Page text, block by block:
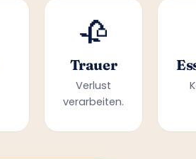
🥀
Trauer
Verlust
verarbeiten.